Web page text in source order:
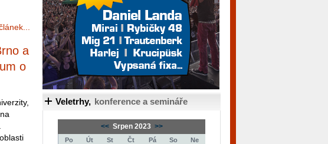
a
o
Veletrhy, konference a semináře
<< Srpen 2023 >>
Po Út St Čt Pá So
Ne